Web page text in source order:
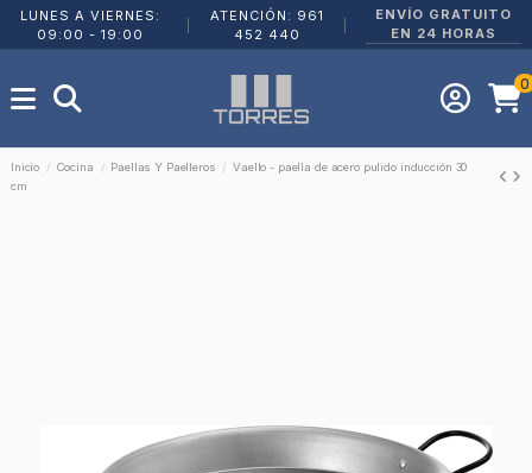
LUNES A VIERNES:
09:00 - 19:00
ATENCIÓN: 961
452 440
ENVÍO GRATUITO
EN 24 HORAS
0
Inicio Cocina Paellas Y Paelleros
Vaello - paella de acero pulido inducción 30
cm